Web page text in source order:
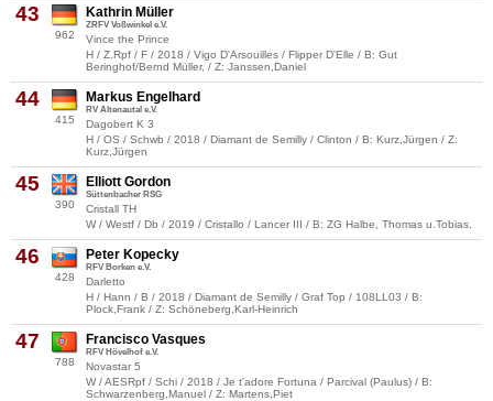
43
962
Kathrin Müller
ZRFV Voßwinkel e.V.
Vince the Prince
H / Z.Rpf / F / 2018 / Vigo D'Arsouilles / Flipper D'Elle / B: Gut
Beringhof/Bernd Müller, / Z: Janssen,Daniel
44
415
Markus Engelhard
RV Altenautal e.V.
Dagobert K 3
H / OS / Schwb / 2018 / Diamant de Semilly / Clinton / B: Kurz,Jürgen / Z:
Kurz,Jürgen
45
390
Elliott Gordon
Süttenbacher RSG
Cristall TH
W / Westf / Db / 2019 / Cristallo / Lancer III / B: ZG Halbe, Thomas u.Tobias,
46
428
Peter Kopecky
RFV Borken e.V.
Darletto
H / Hann / B / 2018 / Diamant de Semilly / Graf Top / 108LL03 / B:
Plock,Frank / Z: Schöneberg,Karl-Heinrich
47
788
Francisco Vasques
RFV Hövelhof e.V.
Novastar 5
W / AESRpf / Schi / 2018 / Je t'adore Fortuna / Parcival (Paulus) / B:
Schwarzenberg,Manuel / Z: Martens,Piet